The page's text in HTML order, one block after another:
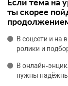
ты скорее
В соцсети и
ролики и
В
нужны